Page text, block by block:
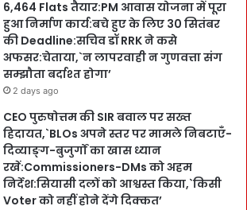
6,464 Flats तैयार:PM आवास योजना में पूरा
हुआ निर्माण कार्य:बचे हुए के लिए 30 सितंबर
की Deadline:सचिव डॉ RRK ने कसे
अफसर:चेताया,`न लापरवाही न गुणवत्ता संग
सम्झौता बर्दाश्त होगा’
2 days ago
CEO पुरुषोत्तम की SIR बवाल पर सख्त
हिदायत,`BLOs अपने स्तर पर मामले निबटाएँ-
दिव्याङ्ग-बुजुर्गों का खास ध्यान
रखें:Commissioners-DMs को अहम
निर्देश:सियासी दलों को आश्वस्त किया,`किसी
Voter को नहीं होने देंगे दिक्कत’